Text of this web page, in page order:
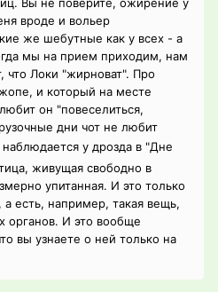
Вы не поверите, ожирение у
вроде и вольер
же шебутные как у всех - а
мы на прием приходим, нам
что Локи "жирноват". Про
и который на месте
он "повеселиться,
дни чот не любит
у дрозда в "Дне
живущая свободно в
упитанная. И это только
есть, например, такая вещь,
органов. И это вообще
вы узнаете о ней только на